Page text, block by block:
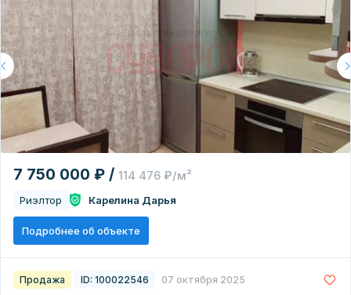
7 750 000 ₽ / 114 476 ₽/м²
Риэлтор Карелина Дарья
Подробнее об объекте
Продажа ID: 100022546 07 октября 2025